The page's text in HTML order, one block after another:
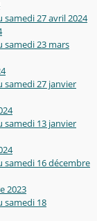
27 avril 2024
samedi 23 mars
samedi 27 janvier
samedi 13 janvier
samedi 16 décembre
2023
samedi 18